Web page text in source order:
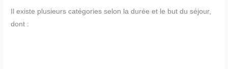
Il existe plusieurs catégories selon la durée et le but du séjour,
dont :